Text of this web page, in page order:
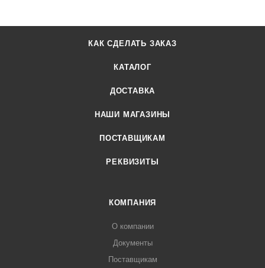
КАК СДЕЛАТЬ ЗАКАЗ
КАТАЛОГ
ДОСТАВКА
НАШИ МАГАЗИНЫ
ПОСТАВЩИКАМ
РЕКВИЗИТЫ
КОМПАНИЯ
О компании
Документы
Поставщикам